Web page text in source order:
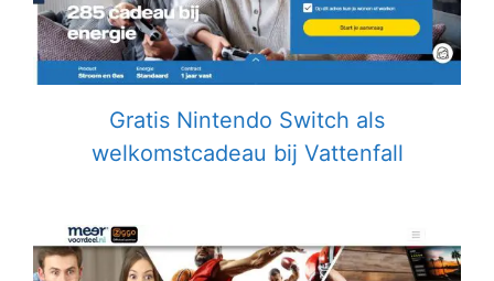
Gratis Nintendo Switch als
welkomstcadeau bij Vattenfall